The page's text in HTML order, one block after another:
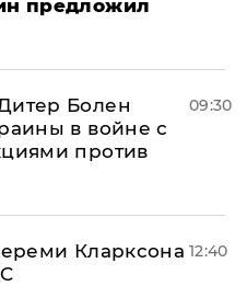
предложил
Болен
в войне с
против
09:30
Кларксона 12:40